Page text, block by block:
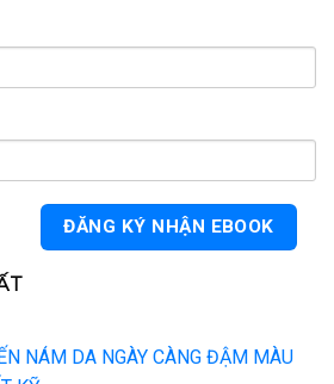
NÁM DA NGÀY CÀNG ĐẬM MÀU